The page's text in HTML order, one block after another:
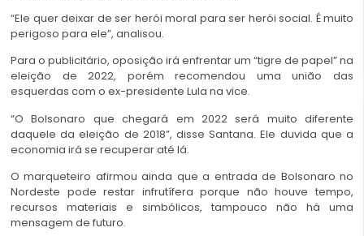
“Ele quer deixar de ser herói moral para ser herói social. É muito
perigoso para ele”, analisou.
Para o publicitário, oposição irá enfrentar um “tigre de papel” na
eleição de 2022, porém recomendou uma união das
esquerdas com o ex-presidente Lula na vice.
“O Bolsonaro que chegará em 2022 será muito diferente
daquele da eleição de 2018”, disse Santana. Ele duvida que a
economia irá se recuperar até lá.
O marqueteiro afirmou ainda que a entrada de Bolsonaro no
Nordeste pode restar infrutífera porque não houve tempo,
recursos materiais e simbólicos, tampouco não há uma
mensagem de futuro.